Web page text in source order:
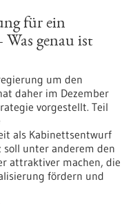
für ein
Was genau ist
um den
daher im Dezember
vorgestellt. Teil
als Kabinettsentwurf
soll unter anderem den
attraktiver machen, die
fördern und